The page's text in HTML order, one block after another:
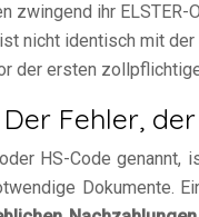
zwingend ihr
nicht identisch mit
der ersten
Fehler,
HS-Code